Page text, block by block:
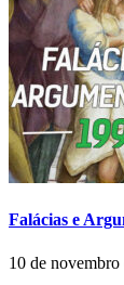
Falácias e
10 de novembro